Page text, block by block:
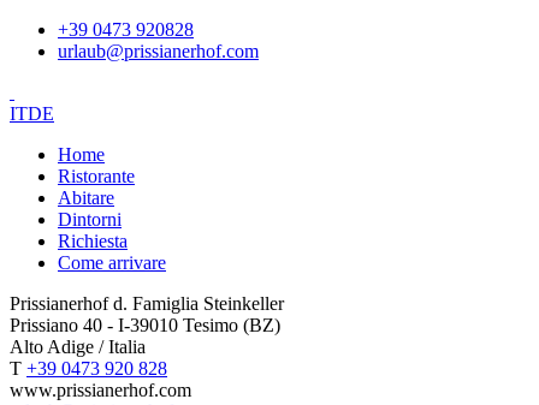
+39 0473 920828
urlaub@prissianerhof.com
ITDE
Home
Ristorante
Abitare
Dintorni
Richiesta
Come arrivare
Prissianerhof d. Famiglia Steinkeller
Prissiano 40 - I-39010 Tesimo (BZ)
Alto Adige / Italia
T +39 0473 920 828
www.prissianerhof.com